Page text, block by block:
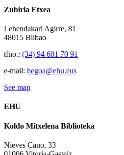
Zubiria Etxea
Lehendakari Agirre, 81
48015 Bilbao
tfno.: (34) 94 601 70 91
e-mail: hegoa@ehu.eus
See map
EHU
Koldo Mitxelena Biblioteka
Nieves Cano, 33